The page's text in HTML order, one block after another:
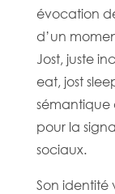
évocation
d’un
Jost, juste
eat, jost
sémantique
pour la
sociaux.
Son identité